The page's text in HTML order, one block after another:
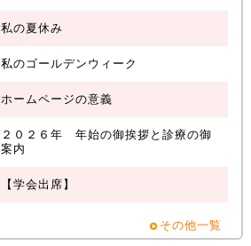
私の夏休み
私のゴールデンウィーク
ホームページの意義
２０２６年 年始の御挨拶と診療の御
案内
【学会出席】
その他一覧